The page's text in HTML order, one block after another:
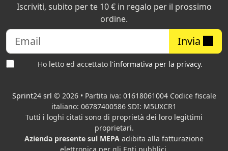
Iscriviti, subito per te 10 € in regalo per il prossimo
ordine.
Invia
Ho letto ed accettato l'informativa per la privacy.
Sprint24 srl © 2026 • Partita iva: 01618061004 Codice fiscale
italiano: 06787400586 SDI: M5UXCR1
Tutti i loghi citati sono di proprietà dei loro legittimi
proprietari.
Azienda presente sul MEPA adibita alla fatturazione
elettronica per gli Enti pubblici.